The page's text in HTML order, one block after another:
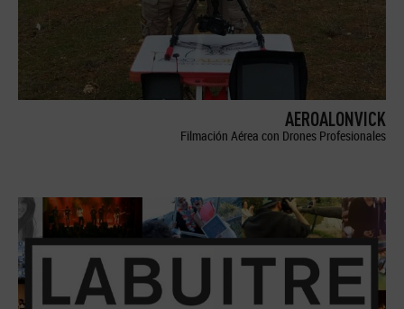
AEROALONVICK
Filmación Aérea con Drones Profesionales